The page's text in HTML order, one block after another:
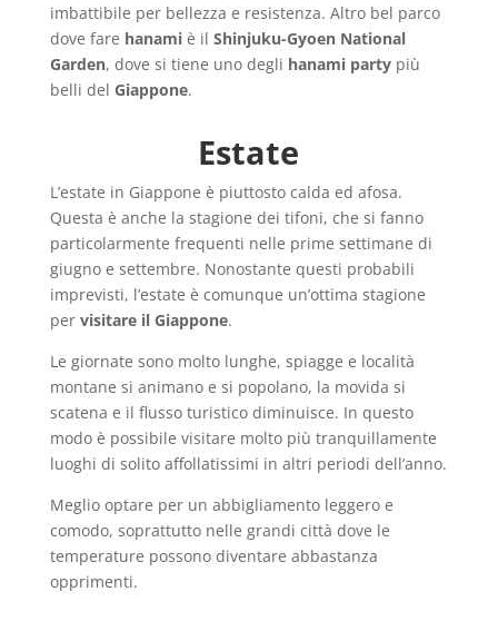
imbattibile per bellezza e resistenza. Altro bel parco
dove fare hanamiè il Shinjuku-Gyoen National
Garden, dove si tiene uno degli hanami partypiù
belli del Giappone.
Estate
L’estate in Giappone è piuttosto calda ed afosa.
Questa è anche la stagione dei tifoni, che si fanno
particolarmente frequenti nelle prime settimane di
giugno e settembre. Nonostante questi probabili
imprevisti, l’estate è comunque un’ottima stagione
per visitare il Giappone.
Le giornate sono molto lunghe, spiagge e località
montane si animano e si popolano, la movida si
scatena e il flusso turistico diminuisce. In questo
modo è possibile visitare molto più tranquillamente
luoghi di solito affollatissimi in altri periodi dell’anno.
Meglio optare per un abbigliamento leggero e
comodo, soprattutto nelle grandi città dove le
temperature possono diventare abbastanza
opprimenti.